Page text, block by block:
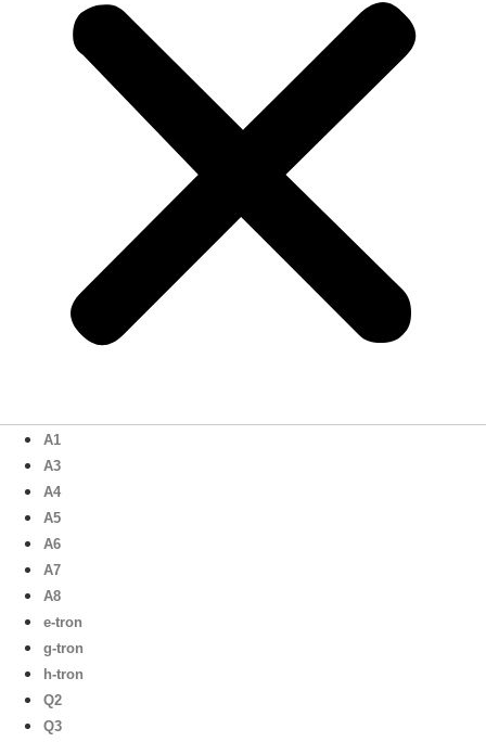
A1
A3
A4
A5
A6
A7
A8
e-tron
g-tron
h-tron
Q2
Q3